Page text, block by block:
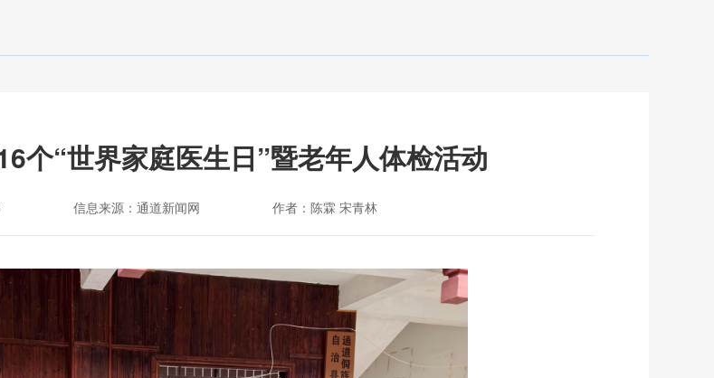
个“世界家庭医生日”暨老年人体检活动
信息来源：通道新闻网 作者：陈霖 宋青林